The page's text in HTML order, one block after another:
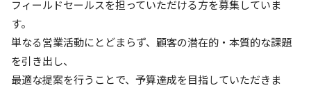
フィールドセールスを担っていただける方を募集していま
す。
単なる営業活動にとどまらず、顧客の潜在的・本質的な課題
を引き出し、
最適な提案を行うことで、予算達成を目指していただきま